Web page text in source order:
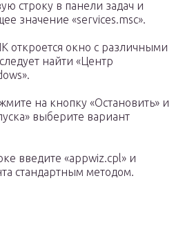
строку в панели задач и
значение «services.msc».
откроется окно с различными
найти «Центр
на кнопку «Остановить» и
выберите вариант
введите «appwiz.cpl» и
стандартным методом.